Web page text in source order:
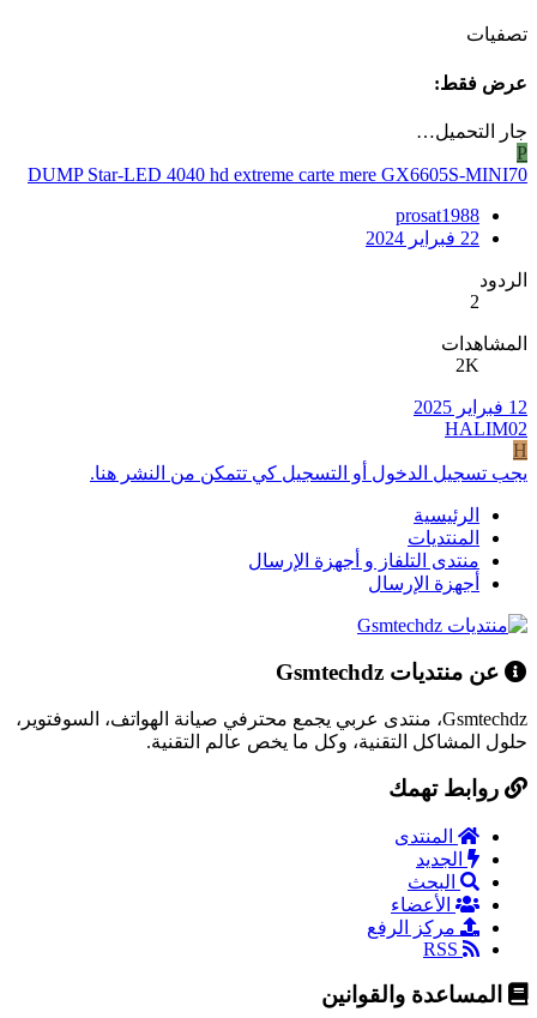
تصفيات
عرض فقط:
جار التحميل…
P
DUMP Star-LED 4040 hd extreme carte mere GX6605S-MINI70
prosat1988
22 فبراير 2024
الردود
2
المشاهدات
2K
12 فبراير 2025
HALIM02
H
يجب تسجيل الدخول أو التسجيل كي تتمكن من النشر هنا.
الرئيسية
المنتديات
منتدى التلفاز و أجهزة الإرسال
أجهزة الإرسال
عن منتديات Gsmtechdz
Gsmtechdz، منتدى عربي يجمع محترفي صيانة الهواتف، السوفتوير،
حلول المشاكل التقنية، وكل ما يخص عالم التقنية.
روابط تهمك
المنتدى
الجديد
البحث
الأعضاء
مركز الرفع
المساعدة والقوانين